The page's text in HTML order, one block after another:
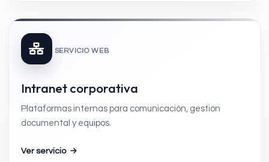
SERVICIO WEB
Intranet corporativa
Plataformas internas para comunicación, gestión
documental y equipos.
Ver servicio